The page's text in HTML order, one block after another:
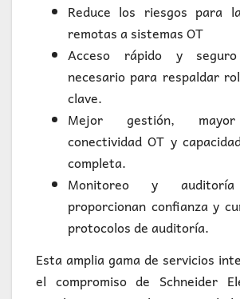
Reduce los riesgos para
remotas a sistemas OT
Acceso rápido y
necesario para respaldar
clave.
Mejor gestión, mayor
conectividad OT y
completa.
Monitoreo y auditoría
proporcionan confianza y
protocolos de auditoría.
Esta amplia gama de servicios
el compromiso de Schneider